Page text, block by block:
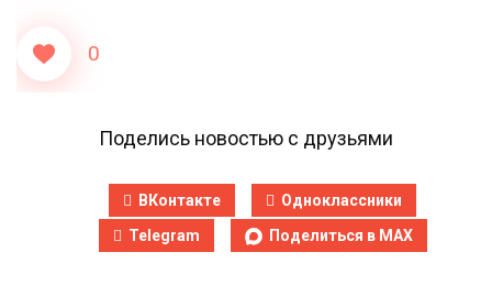
0
Поделись новостью с друзьями
ВКонтакте
Одноклассники
Telegram
Поделиться в MAX